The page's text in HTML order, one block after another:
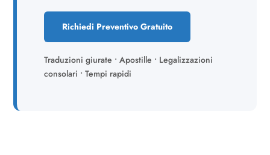
Richiedi Preventivo Gratuito
Traduzioni giurate • Apostille • Legalizzazioni
consolari • Tempi rapidi